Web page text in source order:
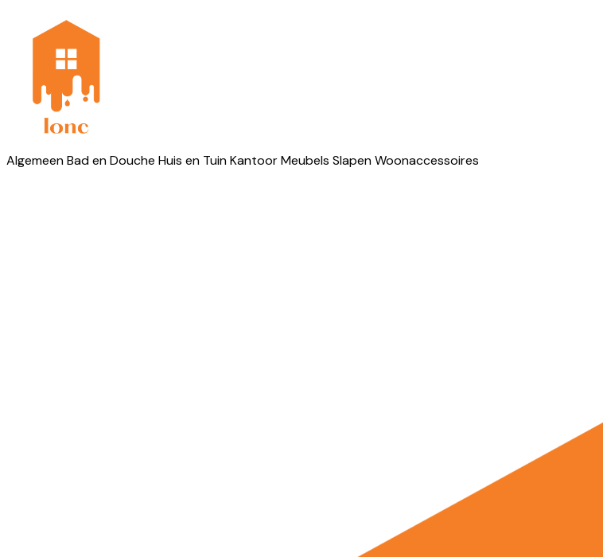
AlgemeenBad en Douche Huis en TuinKantoorMeubels SlapenWoonaccessoires